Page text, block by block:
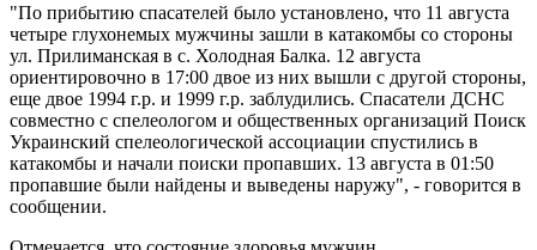
"По прибытию спасателей было установлено, что 11 августа
четыре глухонемых мужчины зашли в катакомбы со стороны
ул. Прилиманская в с. Холодная Балка. 12 августа
ориентировочно в 17:00 двое из них вышли с другой стороны,
еще двое 1994 г.р. и 1999 г.р. заблудились. Спасатели ДСНС
совместно с спелеологом и общественных организаций Поиск
Украинский спелеологической ассоциации спустились в
катакомбы и начали поиски пропавших. 13 августа в 01:50
пропавшие были найдены и выведены наружу", - говорится в
сообщении.